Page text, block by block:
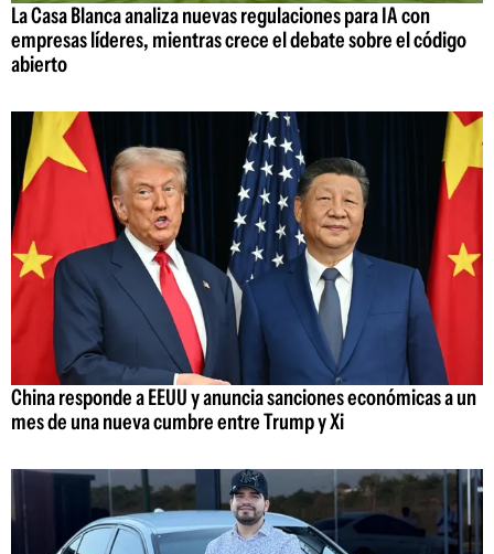
La Casa Blanca analiza nuevas regulaciones para IA con
empresas líderes, mientras crece el debate sobre el código
abierto
China responde a EEUU y anuncia sanciones económicas a un
mes de una nueva cumbre entre Trump y Xi